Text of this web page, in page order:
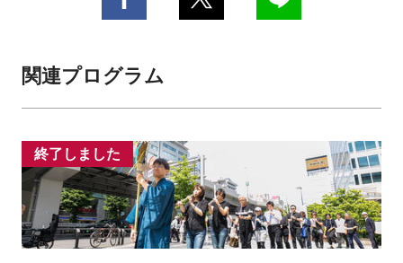
関連プログラム
終了しました